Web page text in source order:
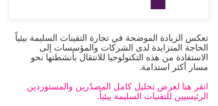
تعكس الزيادة الموضحة في تجارة التقينات السليمة بيئياً
الحاجة المتزايدة لدى الشركات والمؤسسات إلى
الاستفادة من هذه التكنولوجيا للانتقال بأنشطتها نحو
مسار أكثر استدامة.
انقر هنا لعرض تحليل كامل المصدّرين والمستوردين
الرئيسيين للتقنيات السليمة بيئياً.